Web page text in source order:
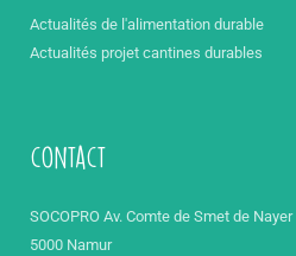
Actualités de l'alimentation durable
Actualités projet cantines durables
contact
SOCOPRO Av. Comte de Smet de
5000 Namur